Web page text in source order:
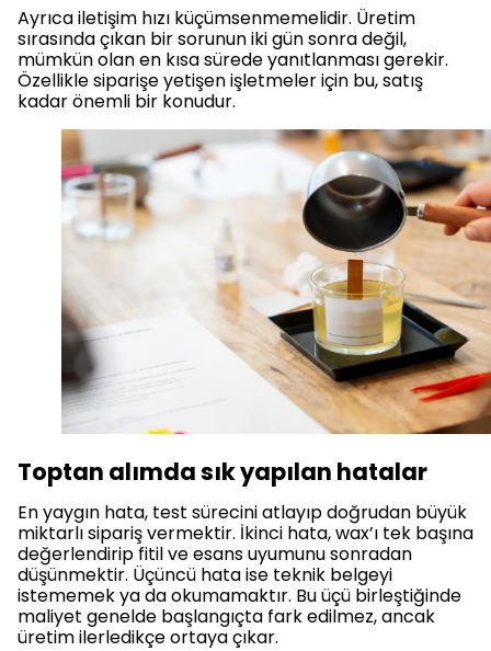
Ayrıca iletişim hızı küçümsenmemelidir. Üretim
sırasında çıkan bir sorunun iki gün sonra değil,
mümkün olan en kısa sürede yanıtlanması gerekir.
Özellikle siparişe yetişen işletmeler için bu, satış
kadar önemli bir konudur.
Toptan alımda sık yapılan hatalar
En yaygın hata, test sürecini atlayıp doğrudan büyük
miktarlı sipariş vermektir. İkinci hata, wax’ı tek başına
değerlendirip fitil ve esans uyumunu sonradan
düşünmektir. Üçüncü hata ise teknik belgeyi
istememek ya da okumamaktır. Bu üçü birleştiğinde
maliyet genelde başlangıçta fark edilmez, ancak
üretim ilerledikçe ortaya çıkar.